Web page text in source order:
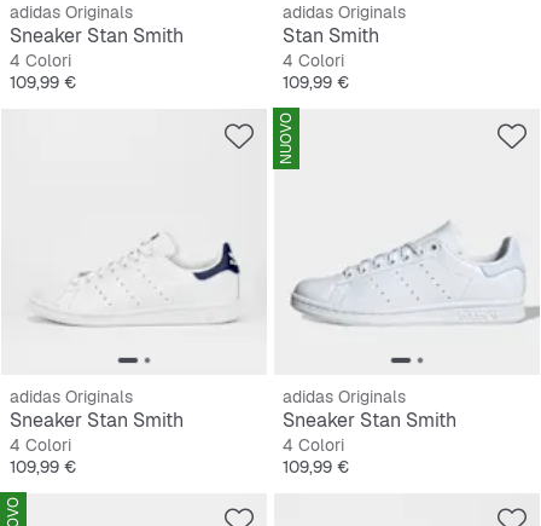
adidas Originals
Sneaker Stan Smith
4 Colori
Prezzo
109,99 €
adidas Originals
Stan Smith
4 Colori
Prezzo
109,99 €
adidas Originals
Sneaker Stan Smith
4 Colori
Prezzo
109,99 €
NUOVO
adidas Originals
Sneaker Stan Smith
4 Colori
Prezzo
109,99 €